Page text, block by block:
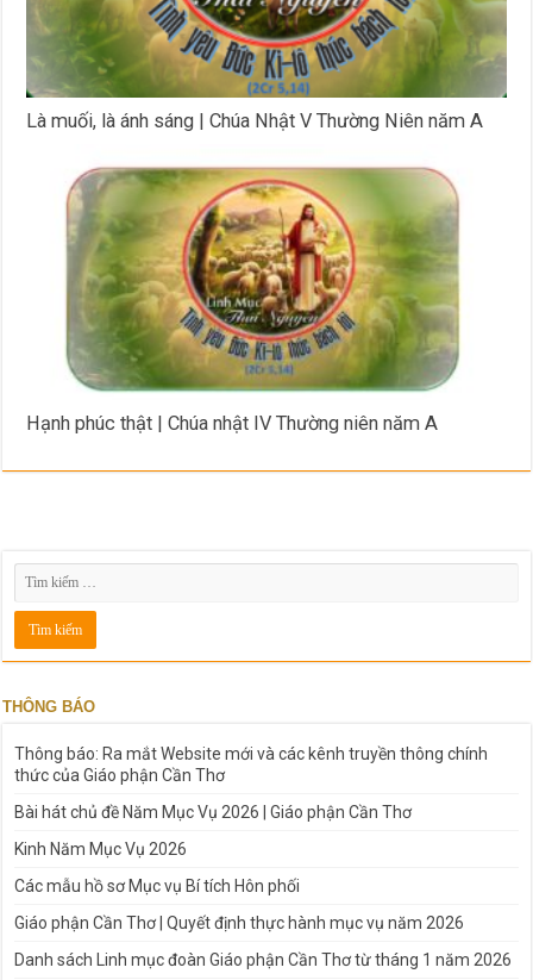
Là muối, là ánh sáng | Chúa Nhật V Thường Niên năm A
Hạnh phúc thật | Chúa nhật IV Thường niên năm A
THÔNG BÁO
Thông báo: Ra mắt Website mới và các kênh truyền thông chính
thức của Giáo phận Cần Thơ
Bài hát chủ đề Năm Mục Vụ 2026 | Giáo phận Cần Thơ
Kinh Năm Mục Vụ 2026
Các mẫu hồ sơ Mục vụ Bí tích Hôn phối
Giáo phận Cần Thơ | Quyết định thực hành mục vụ năm 2026
Danh sách Linh mục đoàn Giáo phận Cần Thơ từ tháng 1 năm 2026